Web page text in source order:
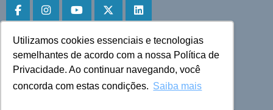
Utilizamos cookies essenciais e tecnologias
semelhantes de acordo com a nossa Política de
Privacidade. Ao continuar navegando, você
concorda com estas condições. Saiba mais
Faça download do aplicativo
Play Store e App Store